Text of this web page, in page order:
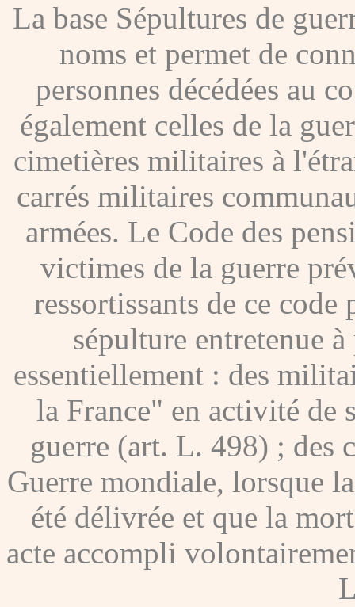
La base Sépultures de
noms et permet de
personnes décédées au
également celles de la
cimetières militaires à
carrés militaires
armées. Le Code des
victimes de la guerre
ressortissants de ce code
sépulture entretenue
essentiellement : des
la France" en activité de
guerre (art. L. 498) ; des
Guerre mondiale, lorsque
été délivrée et que la
acte accompli